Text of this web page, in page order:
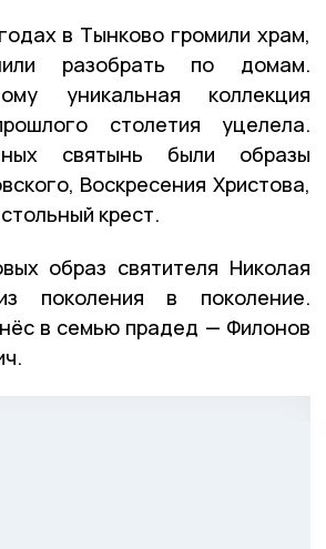
в Тынково громили храм,
разобрать по домам.
уникальная коллекция
столетия уцелела.
святынь были образы
Воскресения Христова,
крест.
образ святителя Николая
поколения в поколение.
в семью прадед — Филонов